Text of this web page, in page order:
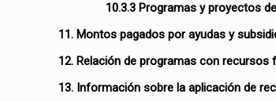
10.3.3 Programas y proyectos
11. Montos pagados por ayudas y
12. Relación de programas con recursos
13. Información sobre la aplicación de